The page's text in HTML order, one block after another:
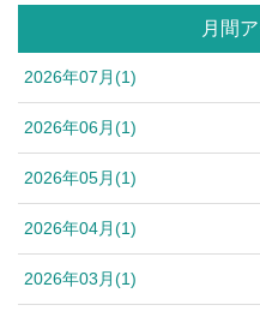
月間
2026年07月(1)
2026年06月(1)
2026年05月(1)
2026年04月(1)
2026年03月(1)